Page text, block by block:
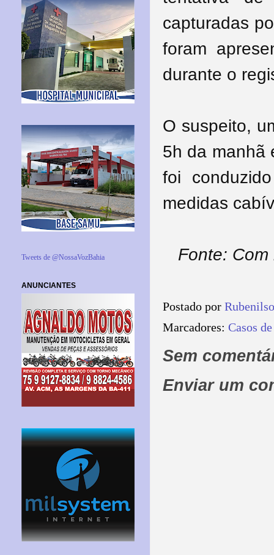
capturadas
foram
durante o
O suspeito,
5h da manhã
foi
medidas
Fonte: Com
Postado por
Marcadores: Casos
Sem
Enviar um
Tweets de @NossaVozBahia
ANUNCIANTES